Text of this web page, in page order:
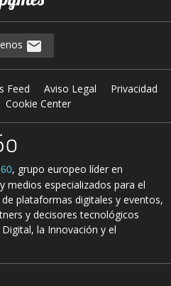
Feed Aviso Legal
Privacidad
Cookie Center
, grupo europeo líder en
medios especializados para el
plataformas digitales y eventos,
y decisores tecnológicos
la Innovación y el